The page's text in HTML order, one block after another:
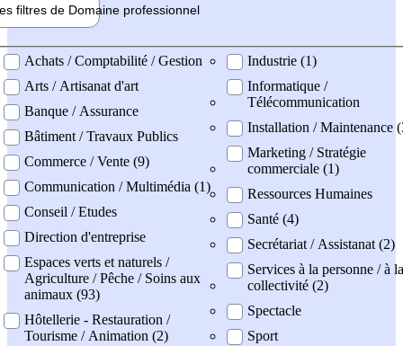
filtres de Domaine professionnel
professionel
Achats / Comptabilité / Gestion
Arts / Artisanat d'art
Banque / Assurance
Bâtiment / Travaux Publics
Commerce / Vente (9)
Communication / Multimédia (1)
Conseil / Etudes
Direction d'entreprise
Espaces verts et naturels /
Agriculture / Pêche / Soins aux
animaux (93)
Hôtellerie - Restauration /
Tourisme / Animation (2)
Industrie (1)
Informatique /
Télécommunication
Installation / Maintenance
Marketing / Stratégie
commerciale (1)
Ressources Humaines
Santé (4)
Secrétariat / Assistanat (2)
Services à la personne / à la
collectivité (2)
Spectacle
Sport